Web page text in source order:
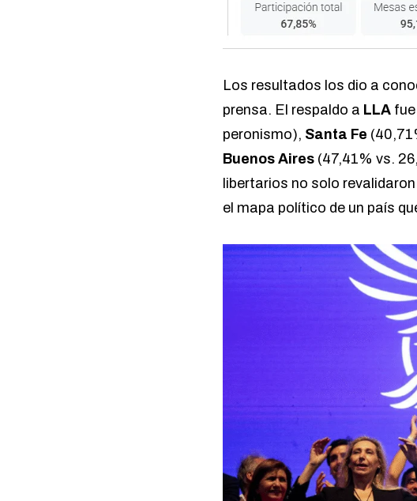
Los resultados los dio a
prensa. El respaldo a LLA
peronismo), Santa Fe
Buenos Aires (47,41% vs.
libertarios no solo
el mapa político de un país